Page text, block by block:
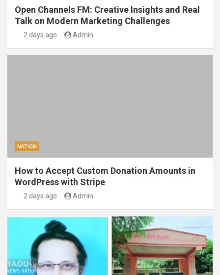
Open Channels FM: Creative Insights and Real
Talk on Modern Marketing Challenges
2 days ago Admin
NATION
How to Accept Custom Donation Amounts in
WordPress with Stripe
2 days ago Admin